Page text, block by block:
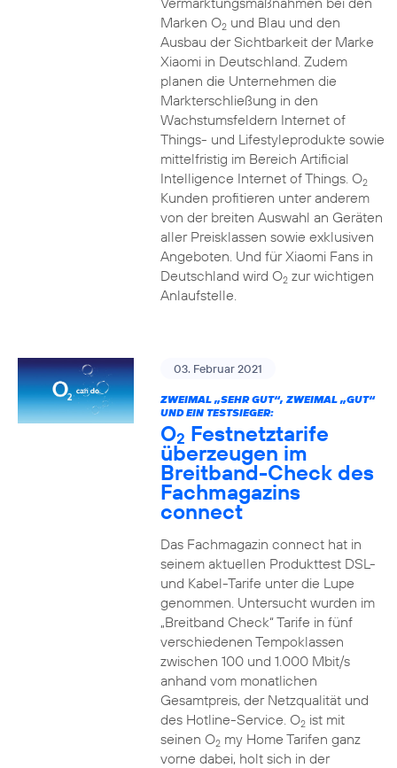
Marken O2und Blau und den
Ausbau der Sichtbarkeit der Marke
Xiaomi in Deutschland. Zudem
planen die Unternehmen die
Markterschließung in den
Wachstumsfeldern Internet of
Things- und Lifestyleprodukte sowie
mittelfristig im Bereich Artificial
Intelligence Internet of Things. O2
Kunden profitieren unter anderem
von der breiten Auswahl an Geräten
aller Preisklassen sowie exklusiven
Angeboten. Und für Xiaomi Fans in
Deutschland wird O2zur wichtigen
Anlaufstelle.
03. Februar 2021
ZWEIMAL „SEHR GUT“, ZWEIMAL „GUT“
UND EIN TESTSIEGER:
O2 Festnetztarife
überzeugen im
Breitband-Check des
Fachmagazins
connect
Das Fachmagazin connect hat in
seinem aktuellen Produkttest DSL-
und Kabel-Tarife unter die Lupe
genommen. Untersucht wurden im
„Breitband Check“ Tarife in fünf
verschiedenen Tempoklassen
zwischen 100 und 1.000 Mbit/s
anhand vom monatlichen
Gesamtpreis, der Netzqualität und
des Hotline-Service. O2ist mit
seinen O2my Home Tarifen ganz
vorne dabei, holt sich in der